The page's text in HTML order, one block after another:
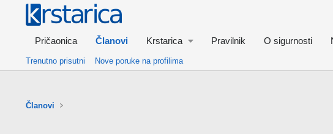
Pričaonica Članovi Krstarica Pravilnik O sigurnosti
Trenutno prisutni Nove poruke na profilima
Članovi